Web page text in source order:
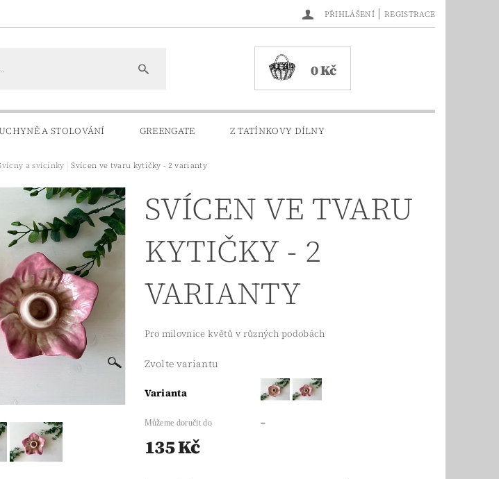
PŘIHLÁŠENÍ | REGISTRACE
0 Kč
A STOLOVÁNÍ GREENGATE Z TATÍNKOVY DÍLNY
A PLATBA
a svícínky Svícen ve tvaru kytičky - 2 varianty
SVÍCEN VE TVARU
KYTIČKY - 2
VARIANTY
Pro milovnice květů v různých podobách
Zvolte variantu
Varianta
Můžeme doručit do –
135 Kč